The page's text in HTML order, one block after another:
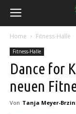
Home Fitness-Halle
Fitness-Halle
Dance for
neuen
Von Tanja Meyer-